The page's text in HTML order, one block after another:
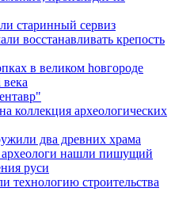
старинный сервиз
восстанавливать крепость
в великом hовгороде
коллекция археологических
два древних храма
археологи нашли пишущий
руси
технологию строительства